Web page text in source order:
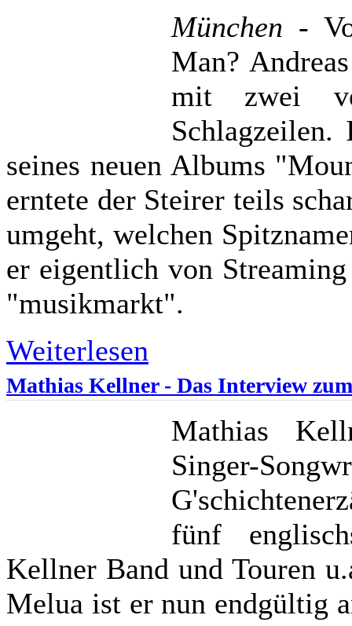
München -
Man?
mit zwei
seines neuen Albums
erntete der Steirer teils
umgeht, welchen
er eigentlich von
"musikmarkt".
Weiterlesen
Mathias Kellner - Das Interview
Mathias
Singer-
fünf
Kellner Band und Touren
Melua ist er nun endgültig